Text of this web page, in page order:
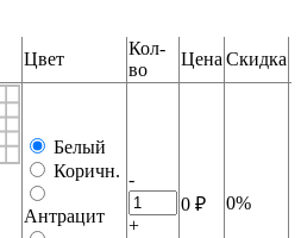
Цвет
Кол-
во
ЦенаСкидка
Белый
Коричн.
Антрацит
-
+
0 ₽ 0%